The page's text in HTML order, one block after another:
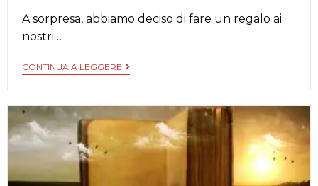
A sorpresa, abbiamo deciso di fare un regalo ai
nostri…
CONTINUA A LEGGERE